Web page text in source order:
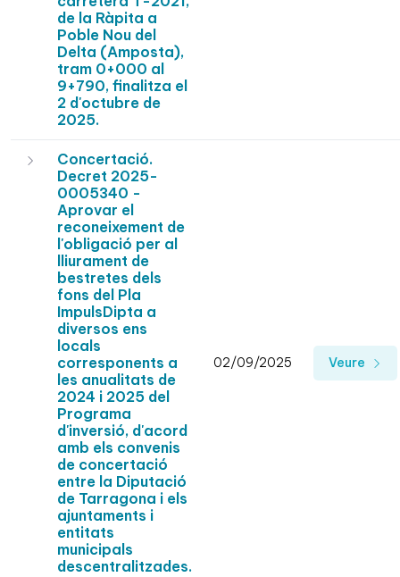
de la Ràpita a
Poble Nou del
Delta (Amposta),
tram 0+000 al
9+790, finalitza el
2 d'octubre de
2025.
Concertació.
Decret 2025-
0005340 -
Aprovar el
reconeixement de
l'obligació per al
lliurament de
bestretes dels
fons del Pla
ImpulsDipta a
diversos ens
locals
corresponents a
les anualitats de
2024 i 2025 del
Programa
d'inversió, d'acord
amb els convenis
de concertació
entre la Diputació
de Tarragona i els
ajuntaments i
entitats
municipals
descentralitzades.
02/09/2025 Veure